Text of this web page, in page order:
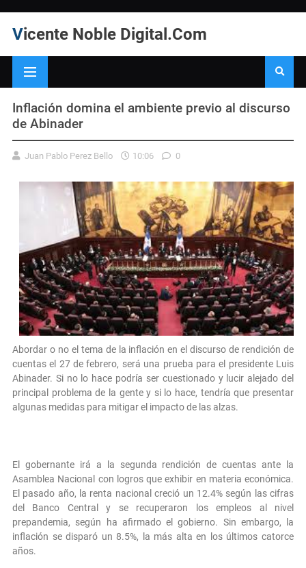
Vicente Noble Digital.Com
Inflación domina el ambiente previo al discurso
de Abinader
Juan Pablo Perez Bello 10:06 0
Abordar o no el tema de la inflación en el discurso de rendición de
cuentas el 27 de febrero, será una prueba para el presidente Luis
Abinader. Si no lo hace podría ser cuestionado y lucir alejado del
principal problema de la gente y si lo hace, tendría que presentar
algunas medidas para mitigar el impacto de las alzas.
El gobernante irá a la segunda rendición de cuentas ante la
Asamblea Nacional con logros que exhibir en materia económica.
El pasado año, la renta nacional creció un 12.4% según las cifras
del Banco Central y se recuperaron los empleos al nivel
prepandemia, según ha afirmado el gobierno. Sin embargo, la
inflación se disparó un 8.5%, la más alta en los últimos catorce
años.